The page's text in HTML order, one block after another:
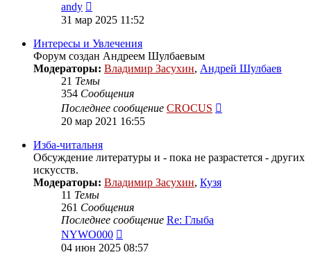
andy
к
сообщению
31 мар 2025 11:52
Интересы и Увлечения
Форум создан Андреем Шулбаевым
Модераторы: Владимир Засухин, Андрей Шулбаев
21 Темы
354 Сообщения
Последнее сообщение CROCUS
20 мар 2021 16:55
Изба-читальня
Обсуждение литературы и - пока не разрастется - других
искусств.
Модераторы: Владимир Засухин, Кузя
11 Темы
261 Сообщения
Последнее сообщение Re: Глыба
NYWO000
к
04 июн 2025 08:57